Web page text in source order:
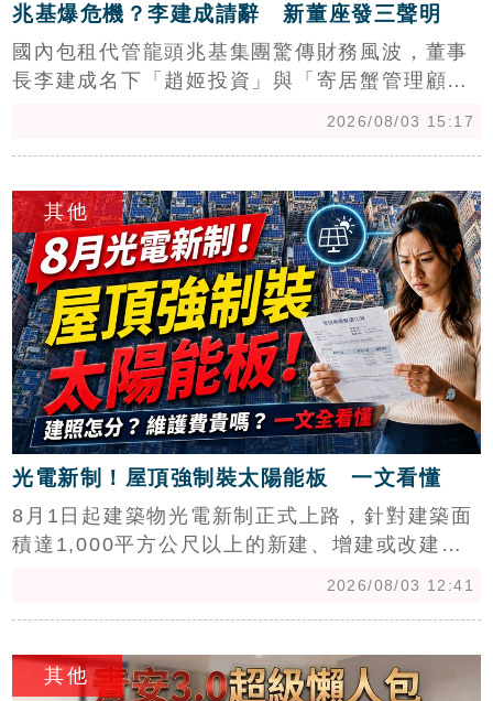
兆基爆危機？李建成請辭 新董座發三聲明
國內包租代管龍頭兆基集團驚傳財務風波，董事
長李建成名下「趙姬投資」與「寄居蟹管理顧
債遭拒，投資人質疑其涉嫌惡性吸金。對此，兆
基屋管發布三大聲明強調，該公司財務獨立運
作，與李建成私人公司無交叉持股，營運一切正
常，且已推選王進祥接任董事長，全力維護客戶
權益。針對受影響投資人，兆基強調與該財務危
機無關，並提供免付費專線供諮詢，以確保租賃
住宅服務不受波及，後續法律責任則由相關單位
釐清中。
2026/08/03 15:17
其他
光電新制！屋頂強制裝太陽能板 一文看懂
8月1日起建築物光電新制正式上路，針對建築面
積達1,000平方公尺以上的新建、增建或改建
照日期與屋頂圖說進行辨識。專家提醒，新制恐
面臨造價轉嫁、公設縮減及消防救災等風險，且
2026/08/03 12:41
其他